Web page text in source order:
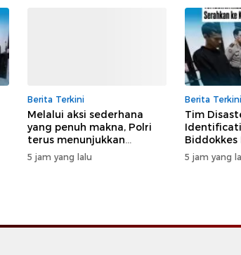
Berita Terkini
Melalui aksi sederhana
yang penuh makna, Polri
terus menunjukkan
kepeduliannya kepada
masyarakat
5 jam yang lalu
Berita Terkini
Tim
Biddokkes
Timur
proses
5 jam yang